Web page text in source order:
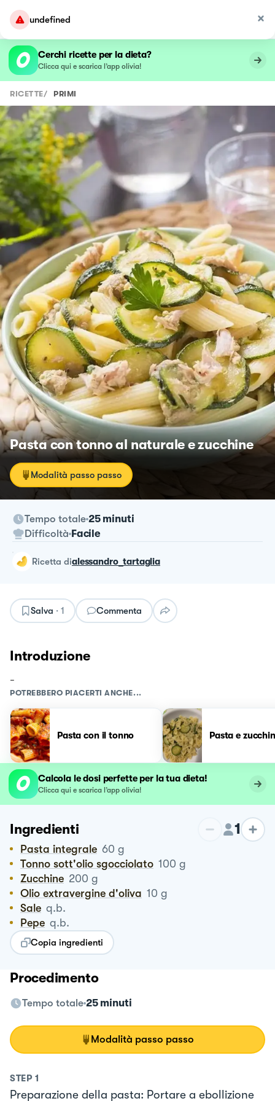
undefined
Cerchi ricette per la dieta?
Clicca qui e scarica l’app olivia!
RICETTE/ PRIMI
Pasta con tonno al naturale e zucchine
Modalità passo passo
Tempo totale 25 minuti
Difficoltà Facile
ricetta dialessandro_tartaglia
Salva · 1 Commenta
Introduzione
-
POTREBBERO PIACERTI ANCHE...
Pasta con il tonno Pasta e
Calcola le dosi perfette per la tua dieta!
Clicca qui e scarica l’app olivia!
Ingredienti 1
Pasta integrale 60 g
Tonno sott'olio sgocciolato 100 g
Zucchine 200 g
Olio extravergine d'oliva 10 g
Sale q.b.
Pepe q.b.
Copia ingredienti
Procedimento
Tempo totale 25 minuti
Modalità passo passo
STEP 1
Preparazione della pasta: Portare a ebollizione